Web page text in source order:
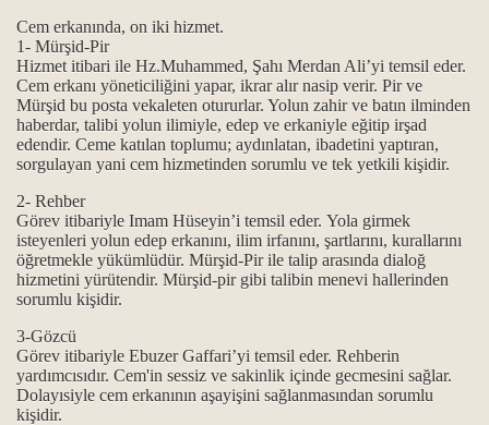
Cem erkanında, on iki hizmet.
1- Mürşid-Pir
Hizmet itibari ile Hz.Muhammed, Şahı Merdan Ali’yi temsil eder.
Cem erkanı yöneticiliğini yapar, ikrar alır nasip verir. Pir ve
Mürşid bu posta vekaleten otururlar. Yolun zahir ve batın ilminden
haberdar, talibi yolun ilimiyle, edep ve erkaniyle eğitip irşad
edendir. Ceme katılan toplumu; aydınlatan, ibadetini yaptıran,
sorgulayan yani cem hizmetinden sorumlu ve tek yetkili kişidir.
2- Rehber
Görev itibariyle Imam Hüseyin’i temsil eder. Yola girmek
isteyenleri yolun edep erkanını, ilim irfanını, şartlarını, kurallarını
öğretmekle yükümlüdür. Mürşid-Pir ile talip arasında dialoğ
hizmetini yürütendir. Mürşid-pir gibi talibin menevi hallerinden
sorumlu kişidir.
3-Gözcü
Görev itibariyle Ebuzer Gaffari’yi temsil eder. Rehberin
yardımcısıdır. Cem'in sessiz ve sakinlik içinde gecmesini sağlar.
Dolayısiyle cem erkanının aşayişini sağlanmasından sorumlu
kişidir.
kaynaklarla gelindi?
erkanı